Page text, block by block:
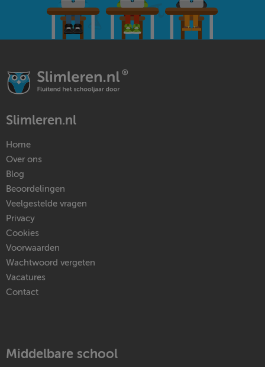
Slimleren.nl
Home
Over ons
Blog
Beoordelingen
Veelgestelde vragen
Privacy
Cookies
Voorwaarden
Wachtwoord vergeten
Vacatures
Contact
Middelbare school